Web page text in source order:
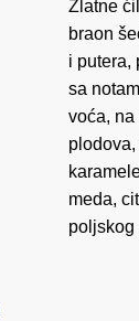
Zlatne
braon
i putera,
sa
voća,
meda,
poljskog